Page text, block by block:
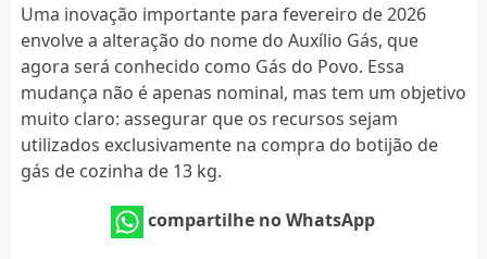
Uma inovação importante para fevereiro de 2026
envolve a alteração do nome do Auxílio Gás, que
agora será conhecido como Gás do Povo. Essa
mudança não é apenas nominal, mas tem um objetivo
muito claro: assegurar que os recursos sejam
utilizados exclusivamente na compra do botijão de
gás de cozinha de 13 kg.
compartilhe no WhatsApp